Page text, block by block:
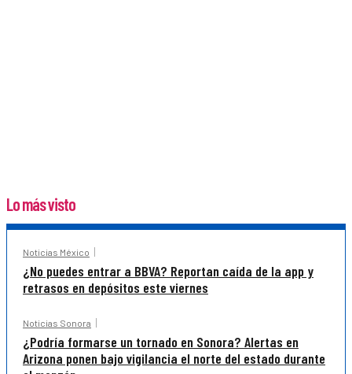
Lo más visto
Noticias México
¿No puedes entrar a BBVA? Reportan caída de la app y
retrasos en depósitos este viernes
Noticias Sonora
¿Podría formarse un tornado en Sonora? Alertas en
Arizona ponen bajo vigilancia el norte del estado durante